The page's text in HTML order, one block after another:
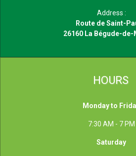
Address :
Route de Saint-
26160 La Bégude-de-
HOURS
Monday to
7:30 AM - 7 PM
Saturday